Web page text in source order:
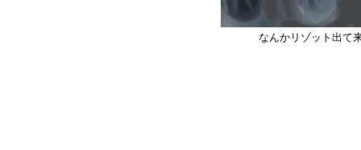
なんかリゾット出て